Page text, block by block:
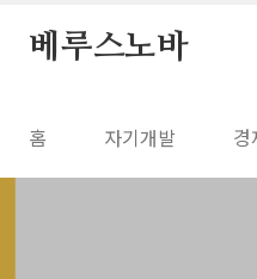
베루스노바
홈 자기개발